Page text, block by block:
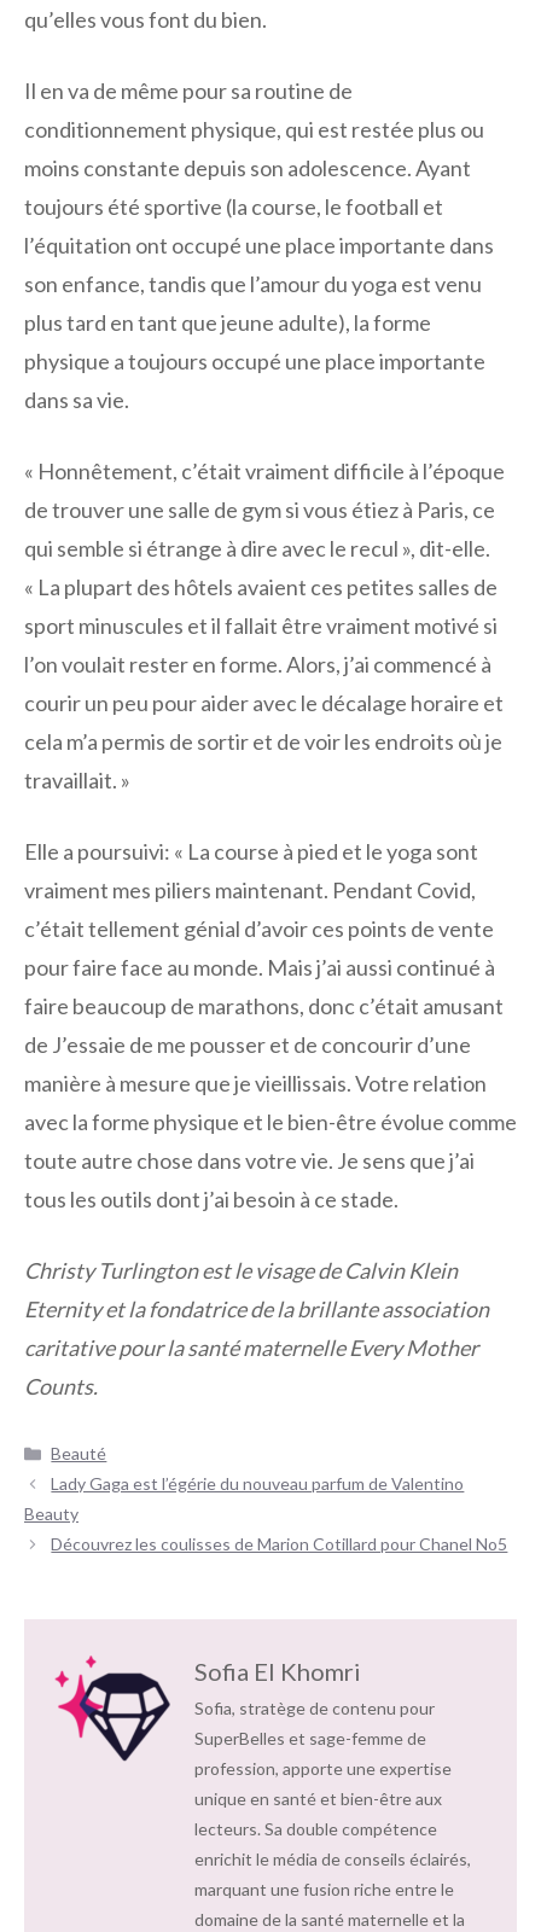
qu’elles vous font du bien.
Il en va de même pour sa routine de
conditionnement physique, qui est restée plus ou
moins constante depuis son adolescence. Ayant
toujours été sportive (la course, le football et
l’équitation ont occupé une place importante dans
son enfance, tandis que l’amour du yoga est venu
plus tard en tant que jeune adulte), la forme
physique a toujours occupé une place importante
dans sa vie.
« Honnêtement, c’était vraiment difficile à l’époque
de trouver une salle de gym si vous étiez à Paris, ce
qui semble si étrange à dire avec le recul », dit-elle.
« La plupart des hôtels avaient ces petites salles de
sport minuscules et il fallait être vraiment motivé si
l’on voulait rester en forme. Alors, j’ai commencé à
courir un peu pour aider avec le décalage horaire et
cela m’a permis de sortir et de voir les endroits où je
travaillait. »
Elle a poursuivi: « La course à pied et le yoga sont
vraiment mes piliers maintenant. Pendant Covid,
c’était tellement génial d’avoir ces points de vente
pour faire face au monde. Mais j’ai aussi continué à
faire beaucoup de marathons, donc c’était amusant
de J’essaie de me pousser et de concourir d’une
manière à mesure que je vieillissais. Votre relation
avec la forme physique et le bien-être évolue comme
toute autre chose dans votre vie. Je sens que j’ai
tous les outils dont j’ai besoin à ce stade.
Christy Turlington est le visage de Calvin Klein
Eternity et la fondatrice de la brillante association
caritative pour la santé maternelle Every Mother
Counts.
Catégories
Beauté
Navigation
des
Lady Gaga est l’égérie du nouveau parfum de Valentino
Beauty
Découvrez les coulisses de Marion Cotillard pour Chanel No5
Sofia El Khomri
Sofia, stratège de contenu pour
SuperBelles et sage-femme de
profession, apporte une expertise
unique en santé et bien-être aux
lecteurs. Sa double compétence
enrichit le média de conseils éclairés,
marquant une fusion riche entre le
domaine de la santé maternelle et la